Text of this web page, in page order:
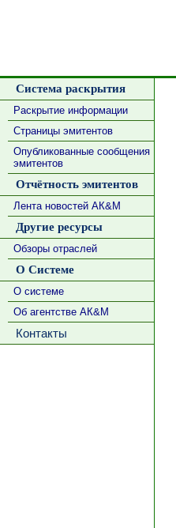
Система раскрытия
Раскрытие информации
Страницы эмитентов
Опубликованные сообщения
эмитентов
Отчётность эмитентов
Лента новостей АК&М
Другие ресурсы
Обзоры отраслей
О Системе
О системе
Об агентстве АК&М
Контакты